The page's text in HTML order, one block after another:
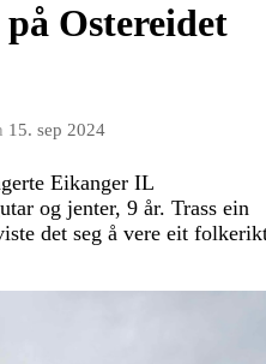
Ostereidet
15. sep 2024
Eikanger IL
og jenter, 9 år. Trass ein
det seg å vere eit